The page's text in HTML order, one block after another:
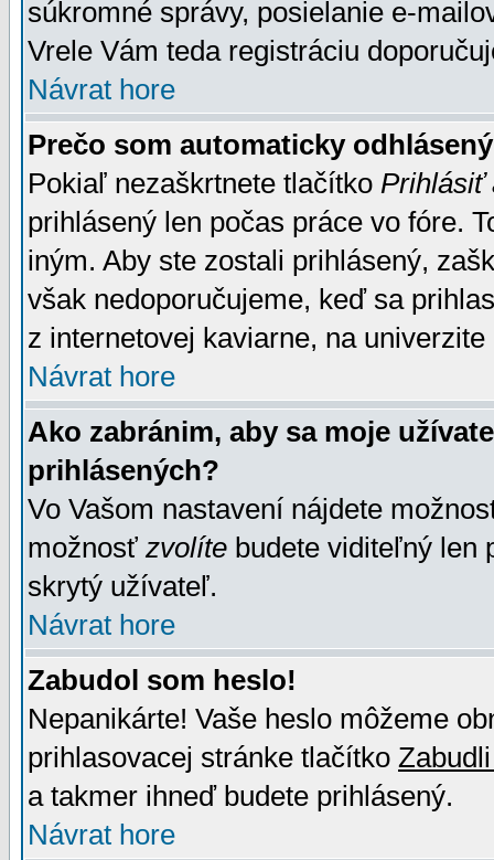
súkromné správy, posielanie e-
Vrele Vám teda registráciu
Návrat hore
Prečo som automaticky
Pokiaľ nezaškrtnete tlačítko Prihlásiť
prihlásený len počas práce vo fóre.
iným. Aby ste zostali prihlásený,
však nedoporučujeme, keď sa
z internetovej kaviarne, na univerzite
Návrat hore
Ako zabránim, aby sa moje
prihlásených?
Vo Vašom nastavení nájdete
možnosť zvolíte budete viditeľný len
skrytý užívateľ.
Návrat hore
Zabudol som heslo!
Nepanikárte! Vaše heslo môžeme
prihlasovacej stránke tlačítko
a takmer ihneď budete prihlásený.
Návrat hore